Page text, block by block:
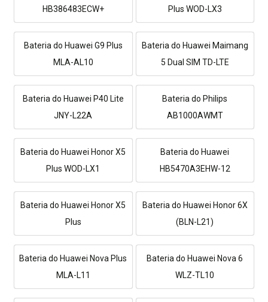
HB386483ECW+
Plus WOD-LX3
Bateria do Huawei G9 Plus
MLA-AL10
Bateria do Huawei Maimang
5 Dual SIM TD-LTE
Bateria do Huawei P40 Lite
JNY-L22A
Bateria do Philips
AB1000AWMT
Bateria do Huawei Honor X5
Plus WOD-LX1
Bateria do Huawei
HB5470A3EHW-12
Bateria do Huawei Honor X5
Plus
Bateria do Huawei Honor 6X
(BLN-L21)
Bateria do Huawei Nova Plus
MLA-L11
Bateria do Huawei Nova 6
WLZ-TL10